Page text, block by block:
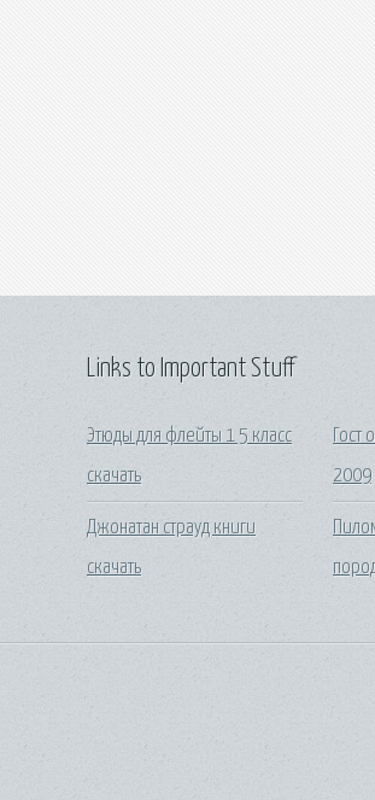
Links to Important Stuff
Этюды для флейты 1 5 класс
скачать
Джонатан страуд книги
скачать
Гост
2009